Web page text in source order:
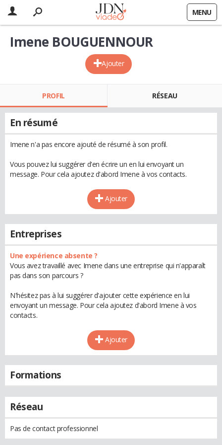
MENU
Ajouter
Imene BOUGUENNOUR
PROFIL RÉSEAU
En résumé
Imene n'a pas encore ajouté de résumé à son profil.
Vous pouvez lui suggérer d'en écrire un en lui envoyant un
message. Pour cela ajoutez d'abord Imene à vos contacts.
Ajouter
Entreprises
Une expérience absente ?
Vous avez travaillé avec Imene dans une entreprise qui n'apparaît
pas dans son parcours ?
N'hésitez pas à lui suggérer d'ajouter cette expérience en lui
envoyant un message. Pour cela ajoutez d'abord Imene à vos
contacts.
Ajouter
Formations
Réseau
Pas de contact professionnel